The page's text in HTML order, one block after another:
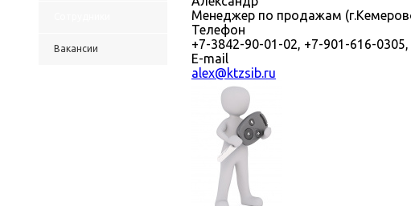
Вакансии
Менеджер по продажам
Телефон
+7-3842-90-01-02, +7-901-616-
E-mail
alex@ktzsib.ru